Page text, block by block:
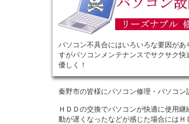
パソコン不具合にはいろいろな要因があ
すがパソコンメンテナンスでサクサク快
優しく！
秦野市の皆様にパソコン修理・パソコン
ＨＤＤの交換でパソコンが快適に使用
動が遅くなったなどが感じた場合にはＨ